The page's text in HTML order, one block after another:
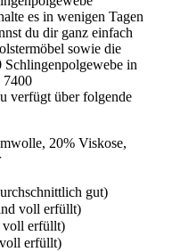
es in wenigen Tagen
du dir ganz einfach
sowie die
Schlingenpolgewebe in
7400
verfügt über folgende
20% Viskose,
gut)
voll erfüllt)
voll erfüllt)
erfüllt)